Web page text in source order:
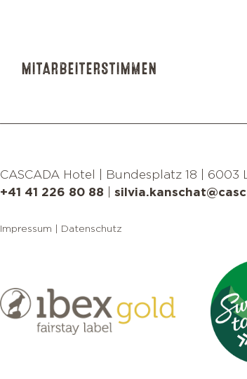
MITARBEITERSTIMMEN
CASCADA Hotel Bundesplatz 18
6003
+41 41 226 80 88
Impressum Datenschutz